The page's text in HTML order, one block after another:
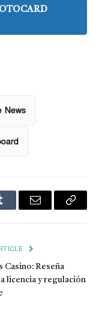
News
Email
Copy
Casino: Reseña
licencia y regulación